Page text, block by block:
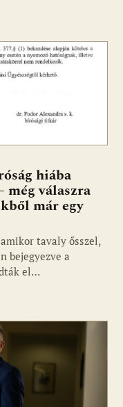
hiába
még válaszra
már egy
tavaly ősszel,
bejegyezve a
el…